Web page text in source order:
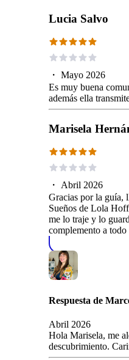
Lucia Salvo
・ Mayo 2026
Es muy buena
además ella
Marisela
・ Abril 2026
Gracias por la guía,
Sueños de Lola
me lo traje y lo
complemento a todo
Respuesta de
Abril 2026
Hola Marisela, me
descubrimiento.